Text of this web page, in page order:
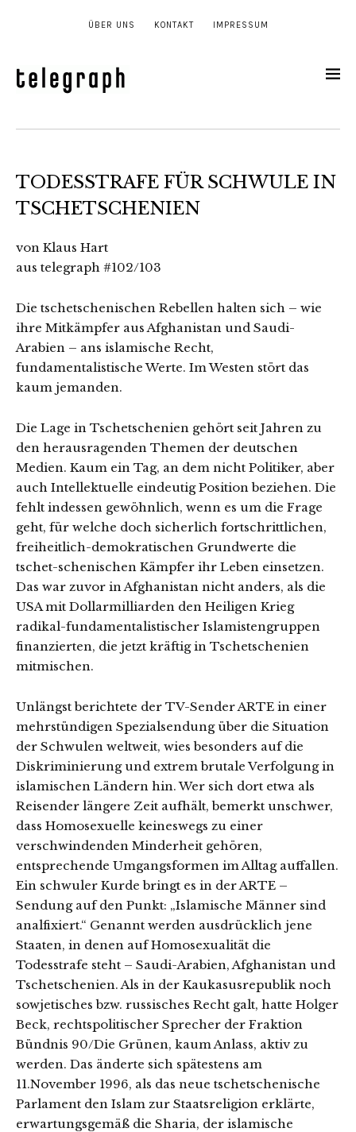
ÜBER UNS KONTAKT IMPRESSUM
TODESSTRAFE FÜR SCHWULE IN
TSCHETSCHENIEN
von Klaus Hart
aus telegraph #102/103
Die tschetschenischen Rebellen halten sich – wie
ihre Mitkämpfer aus Afghanistan und Saudi-
Arabien – ans islamische Recht,
fundamentalistische Werte. Im Westen stört das
kaum jemanden.
Die Lage in Tschetschenien gehört seit Jahren zu
den herausragenden Themen der deutschen
Medien. Kaum ein Tag, an dem nicht Politiker, aber
auch Intellektuelle eindeutig Position beziehen. Die
fehlt indessen gewöhnlich, wenn es um die Frage
geht, für welche doch sicherlich fortschrittlichen,
freiheitlich-demokratischen Grundwerte die
tschet-schenischen Kämpfer ihr Leben einsetzen.
Das war zuvor in Afghanistan nicht anders, als die
USA mit Dollarmilliarden den Heiligen Krieg
radikal-fundamentalistischer Islamistengruppen
finanzierten, die jetzt kräftig in Tschetschenien
mitmischen.
Unlängst berichtete der TV-Sender ARTE in einer
mehrstündigen Spezialsendung über die Situation
der Schwulen weltweit, wies besonders auf die
Diskriminierung und extrem brutale Verfolgung in
islamischen Ländern hin. Wer sich dort etwa als
Reisender längere Zeit aufhält, bemerkt unschwer,
dass Homosexuelle keineswegs zu einer
verschwindenden Minderheit gehören,
entsprechende Umgangsformen im Alltag auffallen.
Ein schwuler Kurde bringt es in der ARTE –
Sendung auf den Punkt: „Islamische Männer sind
analfixiert.“ Genannt werden ausdrücklich jene
Staaten, in denen auf Homosexualität die
Todesstrafe steht – Saudi-Arabien, Afghanistan und
Tschetschenien. Als in der Kaukasusrepublik noch
sowjetisches bzw. russisches Recht galt, hatte Holger
Beck, rechtspolitischer Sprecher der Fraktion
Bündnis 90/Die Grünen, kaum Anlass, aktiv zu
werden. Das änderte sich spätestens am
11.November 1996, als das neue tschetschenische
Parlament den Islam zur Staatsreligion erklärte,
erwartungsgemäß die Sharia, der islamische